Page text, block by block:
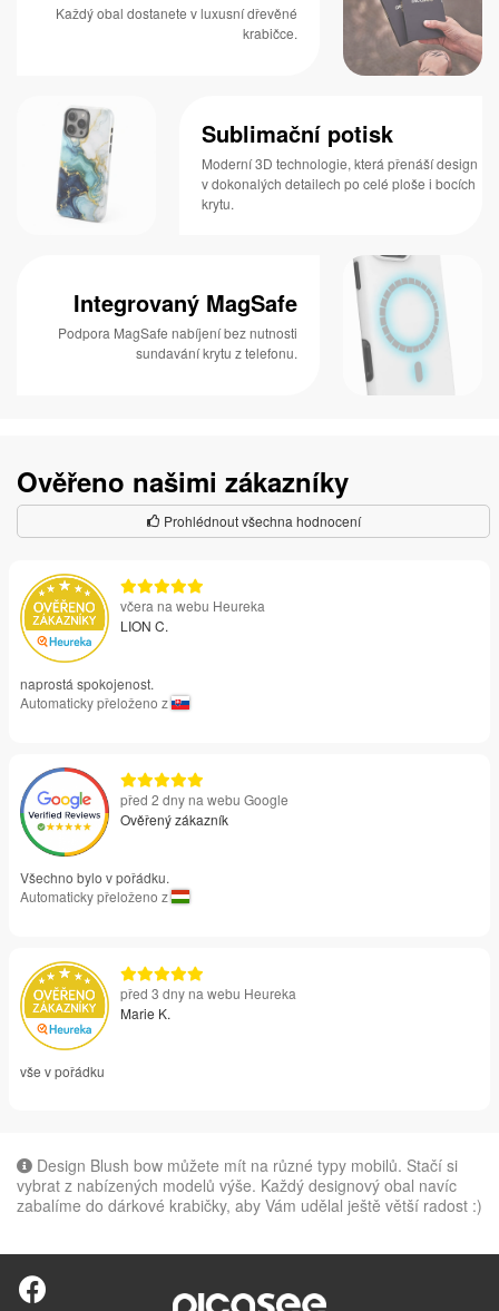
Každý obal dostanete v luxusní dřevěné
krabičce.
Sublimační potisk
Moderní 3D technologie, která přenáší design
v dokonalých detailech po celé ploše i bocích
krytu.
Integrovaný MagSafe
Podpora MagSafe nabíjení bez nutnosti
sundavání krytu z telefonu.
Ověřeno našimi zákazníky
Prohlédnout všechna hodnocení
včera na webu Heureka
LION C.
naprostá spokojenost.
Automaticky přeloženo z
před 2 dny na webu Google
Ověřený zákazník
Všechno bylo v pořádku.
Automaticky přeloženo z
před 3 dny na webu Heureka
Marie K.
vše v pořádku
Design Blush bow můžete mít na různé typy mobilů. Stačí si
vybrat z nabízených modelů výše. Každý designový obal navíc
zabalíme do dárkové krabičky, aby Vám udělal ještě větší radost :)